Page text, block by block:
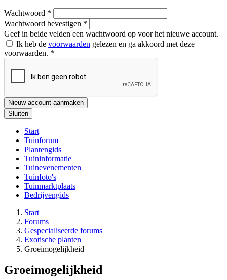
Wachtwoord *
Wachtwoord bevestigen *
Geef in beide velden een wachtwoord op voor het nieuwe account.
Ik heb de voorwaarden gelezen en ga akkoord met deze
voorwaarden. *
Nieuw account aanmaken
Sluiten
Start
Tuinforum
Plantengids
Tuininformatie
Tuinevenementen
Tuinfoto's
Tuinmarktplaats
Bedrijvengids
Start
Forums
Gespecialiseerde forums
Exotische planten
Groeimogelijkheid
Groeimogelijkheid